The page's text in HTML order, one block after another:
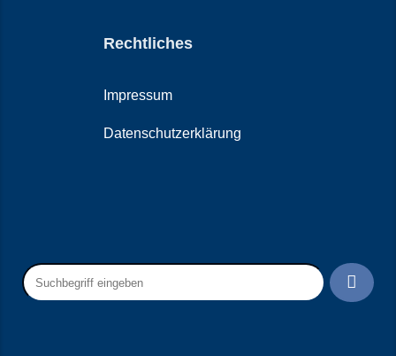
Rechtliches
Impressum
Datenschutzerklärung